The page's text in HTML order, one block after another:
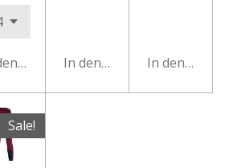
WarenkorbIn den Warenkorb
In den
Sale!